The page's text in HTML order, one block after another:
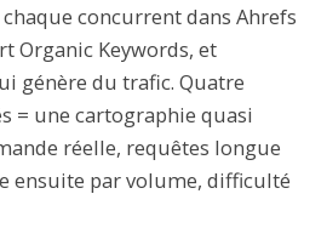
chaque concurrent dans Ahrefs
Organic Keywords, et
génère du trafic. Quatre
= une cartographie quasi
réelle, requêtes longue
ensuite par volume, difficulté